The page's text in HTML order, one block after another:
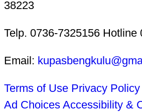
38223
Telp. 0736-7325156 Hotline
Email:
Terms of Use Privacy Policy
Ad Choices Accessibility &